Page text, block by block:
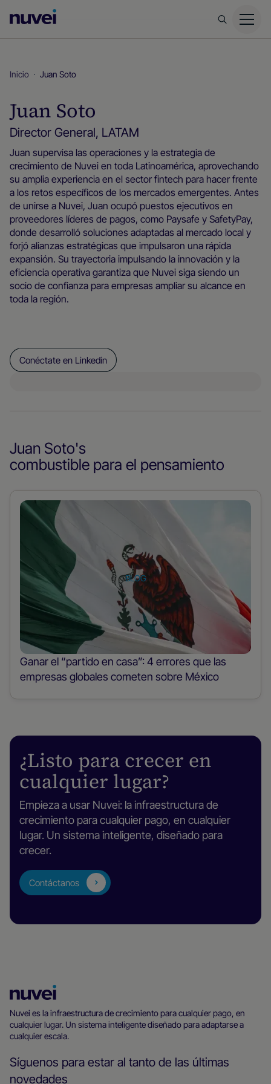
principal
Nuvei
Inicio Juan Soto
Juan Soto
Director General, LATAM
Juan supervisa las operaciones y la estrategia de
crecimiento de Nuvei en toda Latinoamérica, aprovechando
su amplia experiencia en el sector fintech para hacer frente
a los retos específicos de los mercados emergentes. Antes
de unirse a Nuvei, Juan ocupó puestos ejecutivos en
proveedores líderes de pagos, como Paysafe y SafetyPay,
donde desarrolló soluciones adaptadas al mercado local y
forjó alianzas estratégicas que impulsaron una rápida
expansión. Su trayectoria impulsando la innovación y la
eficiencia operativa garantiza que Nuvei siga siendo un
socio de confianza para empresas ampliar su alcance en
toda la región.
Conéctate en Linkedin
Juan Soto's
combustible para el pensamiento
Leer
el
puesto
BLOG
Ganar el “partido en casa”: 4 errores que las
empresas globales cometen sobre México
¿Listo para crecer en
cualquier lugar?
Empieza a usar Nuvei: la infraestructura de
crecimiento para cualquier pago, en cualquier
lugar. Un sistema inteligente, diseñado para
crecer.
Contáctanos
principal
de
Nuvei es la infraestructura de crecimiento para cualquier pago, en
cualquier lugar. Un sistema inteligente diseñado para adaptarse a
cualquier escala.
Síguenos para estar al tanto de las últimas
novedades